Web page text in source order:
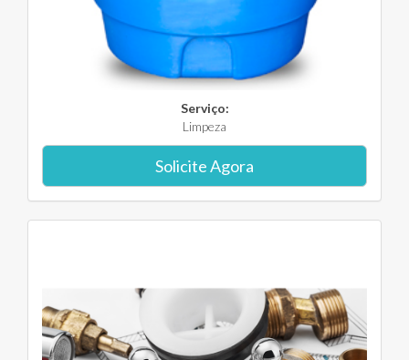
Serviço:
Limpeza
Solicite Agora